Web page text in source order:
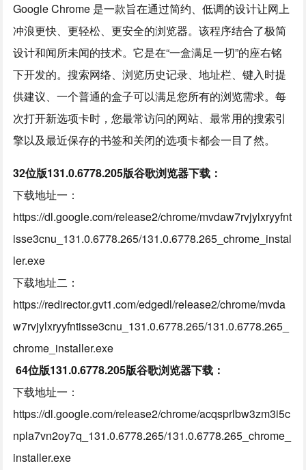
Google Chrome 是一款旨在通过简约、低调的设计让网上
冲浪更快、更轻松、更安全的浏览器。该程序结合了极简
设计和闻所未闻的技术。它是在“一盒满足一切”的座右铭
下开发的。搜索网络、浏览历史记录、地址栏、键入时提
供建议、一个普通的盒子可以满足您所有的浏览需求。每
次打开新选项卡时，您最常访问的网站、最常用的搜索引
擎以及最近保存的书签和关闭的选项卡都会一目了然。
32位版131.0.6778.205版谷歌浏览器下载：
下载地址一：
https://dl.google.com/release2/chrome/mvdaw7rvjylxryyfnt
isse3cnu_131.0.6778.265/131.0.6778.265_chrome_instal
ler.exe
下载地址二：
https://redirector.gvt1.com/edgedl/release2/chrome/mvda
w7rvjylxryyfntisse3cnu_131.0.6778.265/131.0.6778.265_
chrome_installer.exe
64位版131.0.6778.205版谷歌浏览器下载：
下载地址一：
https://dl.google.com/release2/chrome/acqsprlbw3zm3i5c
npla7vn2oy7q_131.0.6778.265/131.0.6778.265_chrome_
installer.exe